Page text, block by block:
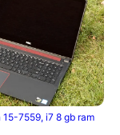
15-7559, i7 8 gb ram